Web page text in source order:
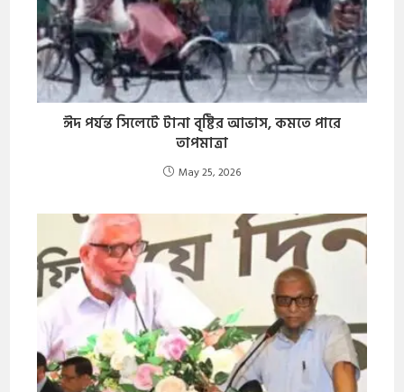
ঈদ পর্যন্ত সিলেটে টানা বৃষ্টির আভাস, কমতে পারে
তাপমাত্রা
May 25, 2026